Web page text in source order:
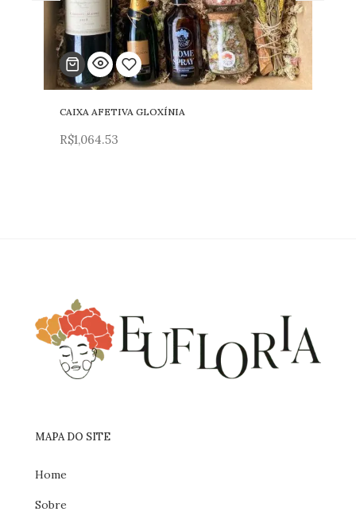
CAIXA AFETIVA GLOXÍNIA
R$1,064.53
Adicionar
para
MAPA DO SITE
Home
Sobre